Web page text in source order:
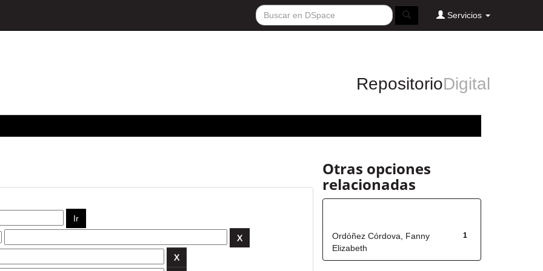
Servicios
RepositorioDigital
Otras opciones
relacionadas
1
Ordóñez Córdova, Fanny
Elizabeth